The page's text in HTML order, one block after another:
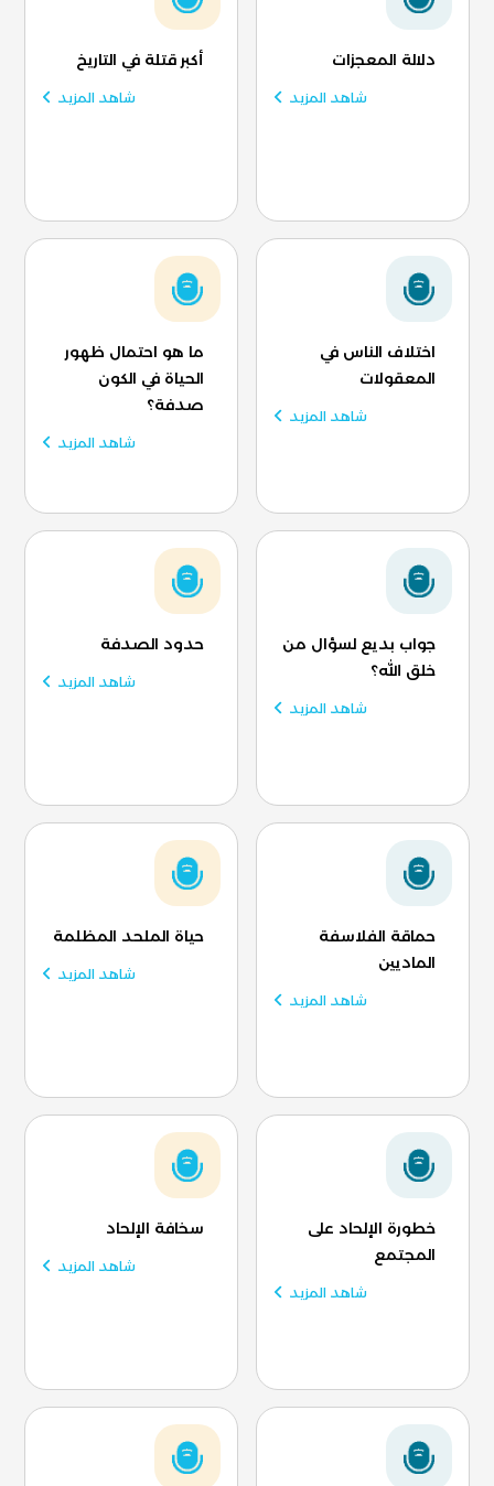
دلالة المعجزات
شاهد المزيد
أكبر قتلة في التاريخ
شاهد المزيد
اختلاف الناس في
المعقولات
شاهد المزيد
ما هو احتمال ظهور
الحياة في الكون
صدفة؟
شاهد المزيد
جواب بديع لسؤال من
خلق الله؟
شاهد المزيد
حدود الصدفة
شاهد المزيد
حماقة الفلاسفة
الماديين
شاهد المزيد
حياة الملحد المظلمة
شاهد المزيد
خطورة الإلحاد على
المجتمع
شاهد المزيد
سخافة الإلحاد
شاهد المزيد